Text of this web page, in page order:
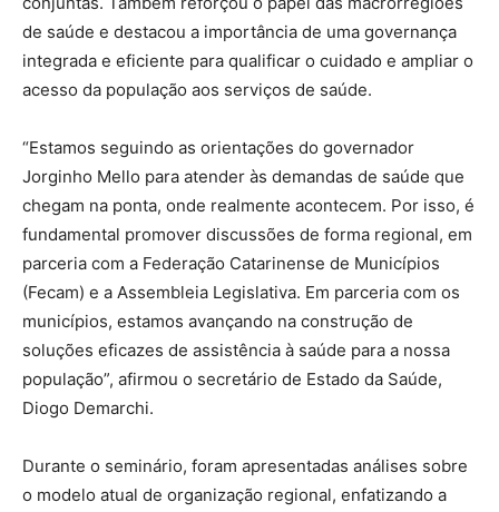
de saúde e destacou a importância de uma governança
integrada e eficiente para qualificar o cuidado e ampliar o
acesso da população aos serviços de saúde.
“Estamos seguindo as orientações do governador
Jorginho Mello para atender às demandas de saúde que
chegam na ponta, onde realmente acontecem. Por isso, é
fundamental promover discussões de forma regional, em
parceria com a Federação Catarinense de Municípios
(Fecam) e a Assembleia Legislativa. Em parceria com os
municípios, estamos avançando na construção de
soluções eficazes de assistência à saúde para a nossa
população”, afirmou o secretário de Estado da Saúde,
Diogo Demarchi.
Durante o seminário, foram apresentadas análises sobre
o modelo atual de organização regional, enfatizando a